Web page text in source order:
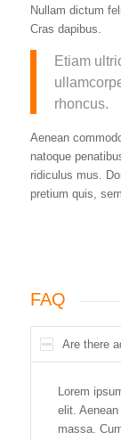
Nullam dictum
Cras dapibus.
Etiam
rhoncus.
Aenean
natoque
ridiculus mus.
pretium quis,
FAQ
Are there
Lorem
elit.
massa.